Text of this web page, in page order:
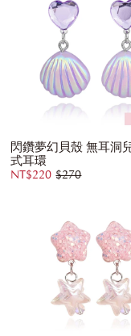
閃鑽夢幻貝殼 無耳洞
式耳環
NT$220 $270